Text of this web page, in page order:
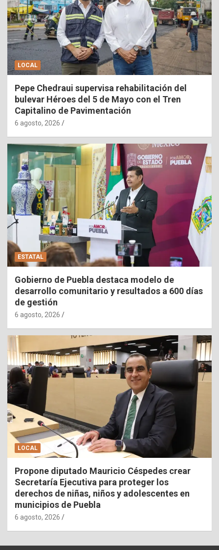
LOCAL
Pepe Chedraui supervisa rehabilitación del
bulevar Héroes del 5 de Mayo con el Tren
Capitalino de Pavimentación
6 agosto, 2026
ESTATAL
Gobierno de Puebla destaca modelo de
desarrollo comunitario y resultados a 600 días
de gestión
6 agosto, 2026
LOCAL
Propone diputado Mauricio Céspedes crear
Secretaría Ejecutiva para proteger los
derechos de niñas, niños y adolescentes en
municipios de Puebla
6 agosto, 2026